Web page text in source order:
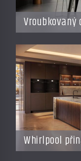
Vroubkovaný
interiéry
Whirlpool
styl vaření